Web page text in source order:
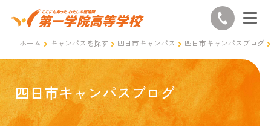
ホーム キャンパスを探す 四日市キャンパス 四日市キャンパスブログ
四日市キャンパスブログ